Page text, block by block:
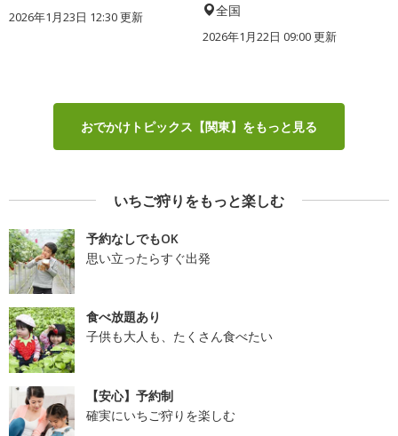
2026年1月23日 12:30 更新 全国
2026年1月22日 09:00 更新
おでかけトピックス【関東】をもっと見る
いちご狩りをもっと楽しむ
予約なしでもOK
思い立ったらすぐ出発
食べ放題あり
子供も大人も、たくさん食べたい
【安心】予約制
確実にいちご狩りを楽しむ